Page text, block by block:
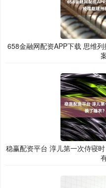
658金融网配资APP下载 思维
稳赢配资平台 淳儿第一次侍寝